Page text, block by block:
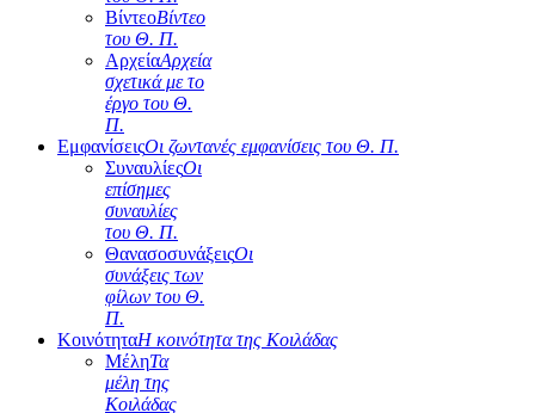
ΒίντεοΒίντεο
του Θ. Π.
ΑρχείαΑρχεία
σχετικά με το
έργο του Θ.
Π.
ΕμφανίσειςΟι ζωντανές εμφανίσεις του Θ. Π.
ΣυναυλίεςΟι
επίσημες
συναυλίες
του Θ. Π.
ΘανασοσυνάξειςΟι
συνάξεις των
φίλων του Θ.
Π.
ΚοινότηταΗ κοινότητα της Κοιλάδας
ΜέληΤα
μέλη της
Κοιλάδας